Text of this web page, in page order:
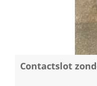
Contactslot